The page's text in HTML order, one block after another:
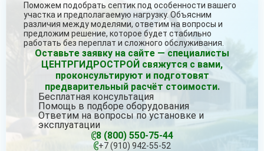
Поможем подобрать септик под особенности вашего
участка и предполагаемую нагрузку. Объясним
различия между моделями, ответим на вопросы и
предложим решение, которое будет стабильно
работать без переплат и сложного обслуживания.
Оставьте заявку на сайте — специалисты
ЦЕНТРГИДРОСТРОЙ свяжутся с вами,
проконсультируют и подготовят
предварительный расчёт стоимости.
Бесплатная консультация
Помощь в подборе оборудования
Ответим на вопросы по установке и
эксплуатации
8 (800) 550-75-44
+7 (910) 942-55-52